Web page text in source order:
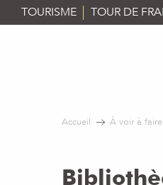
Aller
au
TOURISME TOUR DE
Accueil À voir à faire